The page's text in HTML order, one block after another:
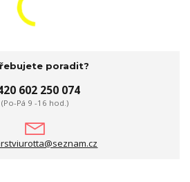
poradit?
602 250 074
(Po-Pá 9 -16 hod.)